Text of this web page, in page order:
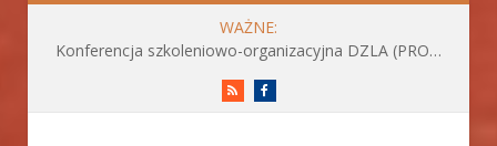
WAŻNE:
Konferencja szkoleniowo-organizacyjna DZLA (PROGRAM już do pobrania)
RSS